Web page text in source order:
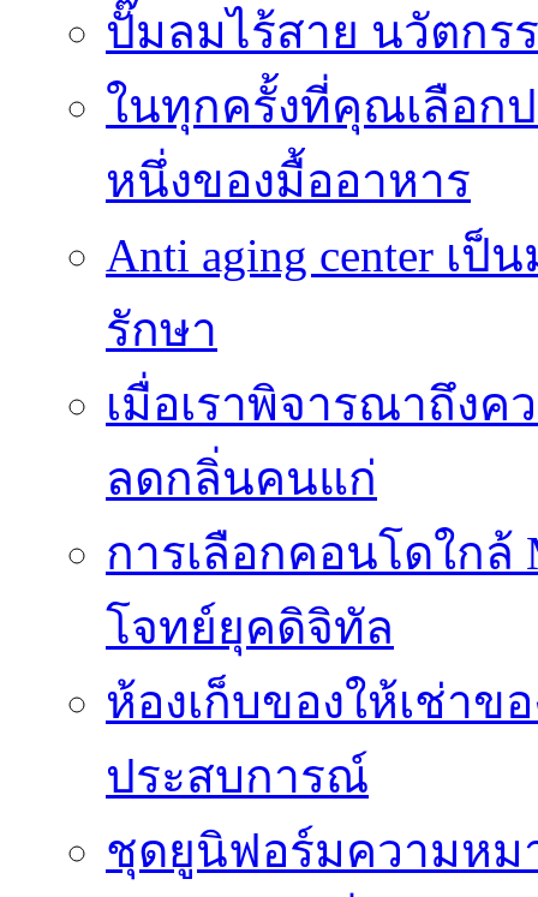
ปั๊มลมไร้สาย นวัตก
ในทุกครั้งที่คุณเลือก
หนึ่งของมื้ออาหาร
Anti aging center เ
รักษา
เมื่อเราพิจารณาถึง
ลดกลิ่นคนแก่
การเลือกคอนโดใก
โจทย์ยุคดิจิทัล
ห้องเก็บของให้เช่าข
ประสบการณ์
ชุดยูนิฟอร์มความหม